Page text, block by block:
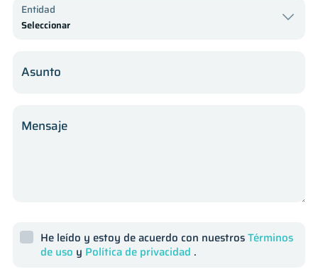
Entidad
Asunto
Mensaje
He leído y estoy de acuerdo con nuestrosTérminos
de uso y Política de privacidad .